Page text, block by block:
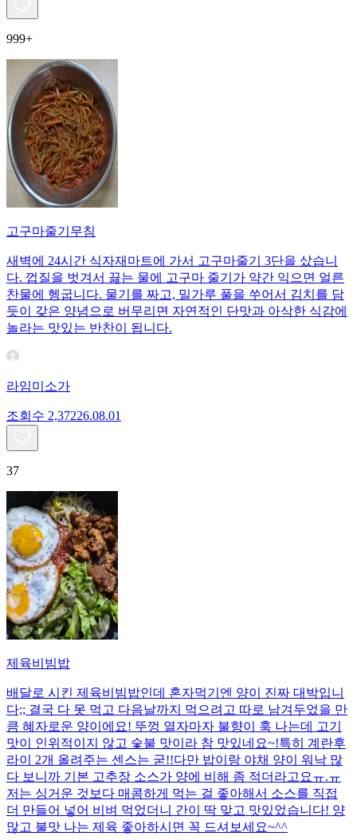
999+
고구마줄기무침
새벽에 24시간 식자재마트에 가서 고구마줄기 3단을 샀습니
다. 껍질을 벗겨서 끓는 물에 고구마 줄기가 약간 익으면 얼른
찬물에 헹굽니다. 물기를 짜고, 밀가루 풀을 쑤어서 김치를 담
듯이 갖은 양념으로 버무리면 자연적인 단맛과 아삭한 식감에
놀라는 맛있는 반찬이 됩니다.
라임미소가
조회수 2,37226.08.01
37
제육비빔밥
배달로 시킨 제육비빔밥인데 혼자먹기엔 양이 진짜 대박입니
다;; 결국 다 못 먹고 다음날까지 먹으려고 따로 남겨두었을 만
큼 혜자로운 양이에요! 뚜껑 열자마자 불향이 훅 나는데 고기
맛이 인위적이지 않고 숯불 맛이라 참 맛있네요~!특히 계란후
라이 2개 올려주는 센스는 굳!! ​다만 밥이랑 야채 양이 워낙 많
다 보니까 기본 고추장 소스가 양에 비해 좀 적더라고요ㅠ.ㅠ
저는 싱거운 것보다 매콤하게 먹는 걸 좋아해서 소스를 직접
더 만들어 넣어 비벼 먹었더니 간이 딱 맞고 맛있었습니다! 양
많고 불맛 나는 제육 좋아하시면 꼭 드셔보세요~^^